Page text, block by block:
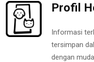
Profil
Informasi
tersimpan
dengan